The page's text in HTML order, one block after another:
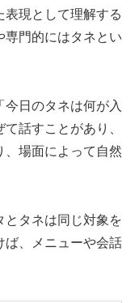
表現として理解する
専門的にはタネとい
日のタネは何が入
話すことがあり、
、場面によって自然
とタネは同じ対象を
ば、メニューや会話